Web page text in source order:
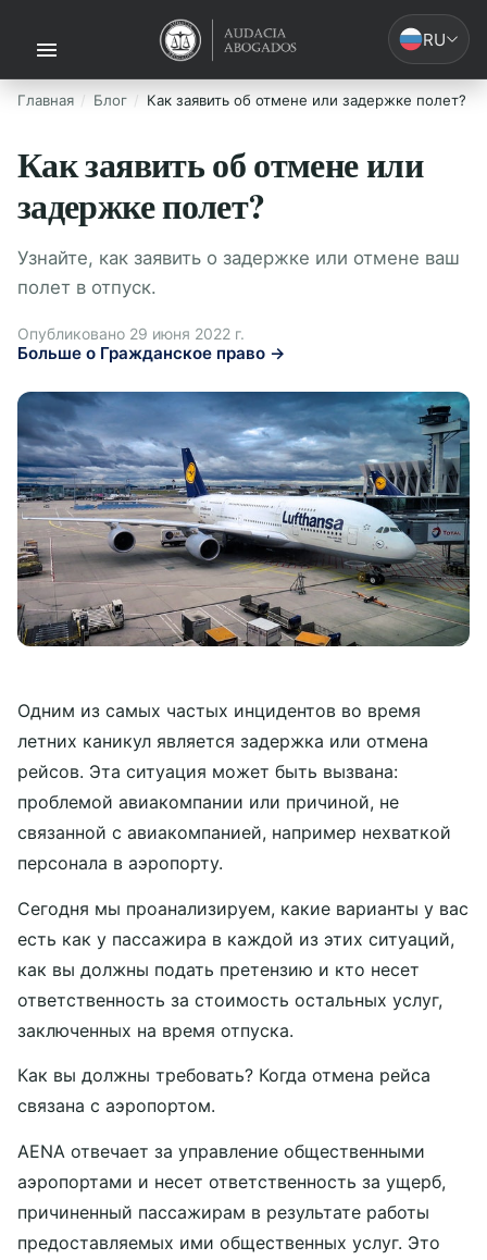
RU
Главная Блог Как заявить об отмене или задержке полет?
Как заявить об отмене или
задержке полет?
Узнайте, как заявить о задержке или отмене ваш
полет в отпуск.
Опубликовано 29 июня 2022 г.
Больше о Гражданское право →
Одним из самых частых инцидентов во время
летних каникул является задержка или отмена
рейсов. Эта ситуация может быть вызвана:
проблемой авиакомпании или причиной, не
связанной с авиакомпанией, например нехваткой
персонала в аэропорту.
Сегодня мы проанализируем, какие варианты у вас
есть как у пассажира в каждой из этих ситуаций,
как вы должны подать претензию и кто несет
ответственность за стоимость остальных услуг,
заключенных на время отпуска.
Как вы должны требовать? Когда отмена рейса
связана с аэропортом.
AENA отвечает за управление общественными
аэропортами и несет ответственность за ущерб,
причиненный пассажирам в результате работы
предоставляемых ими общественных услуг. Это